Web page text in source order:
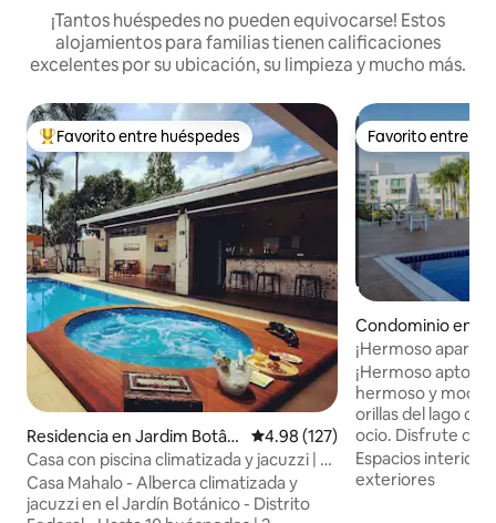
¡Tantos huéspedes no pueden equivocarse! Estos
alojamientos para familias tienen calificaciones
excelentes por su ubicación, su limpieza y mucho más.
De los mejores en Favorito entre huéspedes
Favorito entre huéspedes
Residencia en Jardim Botâni
co
Calificación promedio: 4.98 de
4.98 (127)
Casa con piscina climatizada y jacuzzi | 10
huéspedes
Casa Mahalo - Alberca climatizada y
jacuzzi en el Jardín Botánico - Distrito
Favorito entre
Favorito entre
Condominio en
¡Hermoso
completo junto al
¡Hermoso apto en
hermoso y
orillas del lago
ocio. Disfrute de
o, si lo prefiere,
cancha de tenis,
Espacios
exteriores